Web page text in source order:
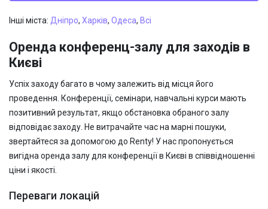
Інші міста: Дніпро, Харків, Одеса, Всі
Оренда конференц-залу для заходів в
Києві
Успіх заходу багато в чому залежить від місця його
проведення. Конференції, семінари, навчальні курси мають
позитивний результат, якщо обстановка обраного залу
відповідає заходу. Не витрачайте час на марні пошуки,
звертайтеся за допомогою до Renty! У нас пропонується
вигідна оренда залу для конференції в Києві в співвідношенні
ціни і якості.
Переваги локацій